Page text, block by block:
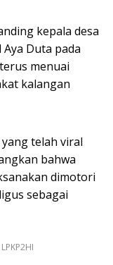
kepala desa
Duta pada
menuai
kalangan
telah viral
bahwa
dimotori
sebagai